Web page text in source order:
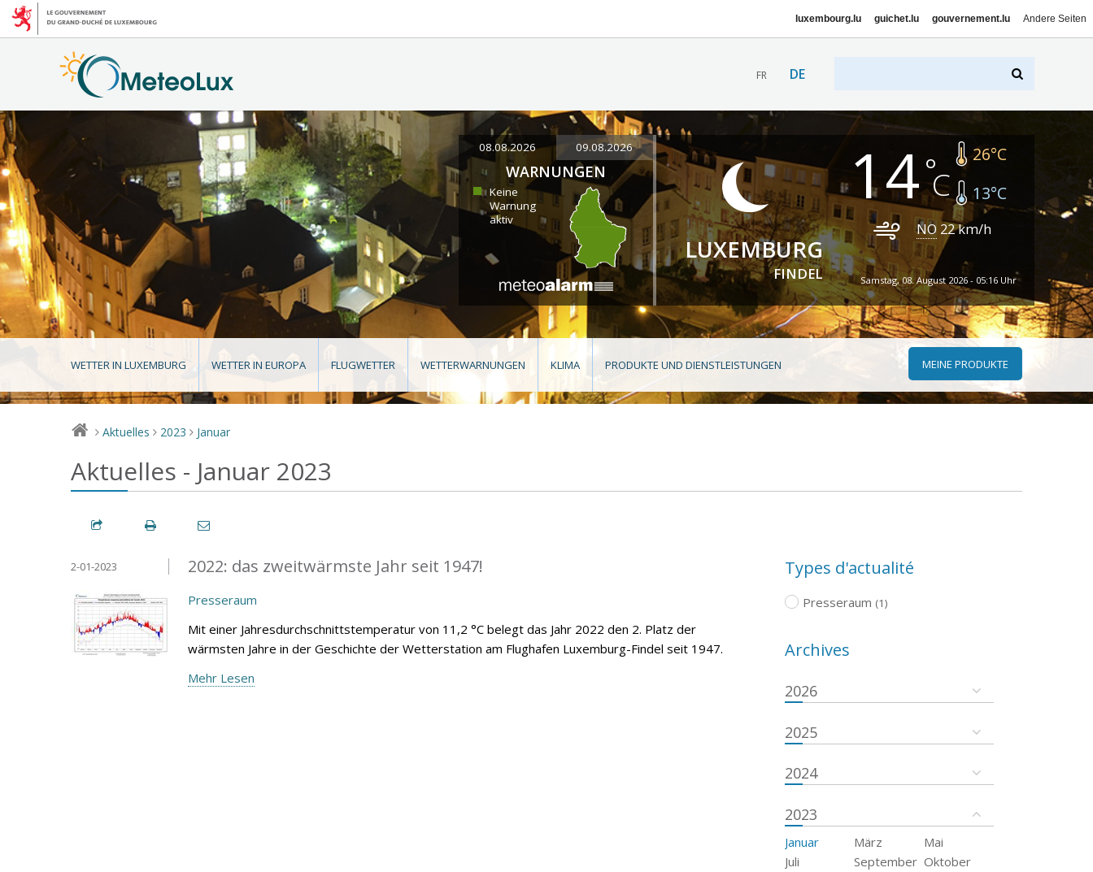
luxembourg.lu guichet.lu gouvernement.lu Andere Seiten
FR DE
08.08.2026 09.08.2026
WARNUNGEN
Keine
Warnung
aktiv
LUXEMBURG
FINDEL
14 26°C
13°C
NO 22km/h
Samstag, 08. August 2026 - 05:16 Uhr
WETTER IN LUXEMBURG WETTER IN EUROPA FLUGWETTER WETTERWARNUNGEN KLIMA PRODUKTE UND DIENSTLEISTUNGEN MEINE PRODUKTE
> Aktuelles > 2023 > Januar
Aktuelles - Januar 2023
2022: das zweitwärmste Jahr seit 1947!
2-01-2023
Presseraum
Mit einer Jahresdurchschnittstemperatur von 11,2 °C belegt das Jahr 2022 den 2. Platz der
wärmsten Jahre in der Geschichte der Wetterstation am Flughafen Luxemburg-Findel seit 1947.
Mehr Lesen
Types d'actualité
Presseraum (1)
Archives
2026
2025
2024
2023
Januar März
Mai
Juli
September Oktober